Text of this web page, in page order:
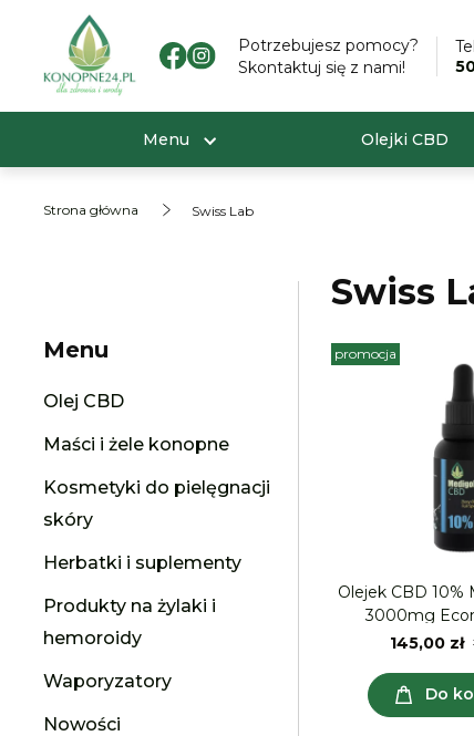
Potrzebujesz pomocy?
Skontaktuj się z nami!
Menu Olejki CBD
Strona główna Swiss Lab
Menu
Olej CBD
Maści i żele konopne
Kosmetyki do pielęgnacji
skóry
Herbatki i suplementy
Produkty na żylaki i
hemoroidy
Waporyzatory
Nowości
Swiss
Olejek CBD 10%
145,00 zł
Do
promocja